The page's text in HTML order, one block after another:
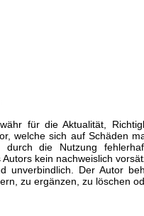
für die Aktualität,
welche sich auf Schäden
durch die Nutzung
kein nachweislich
unverbindlich. Der Autor
zu ergänzen, zu löschen